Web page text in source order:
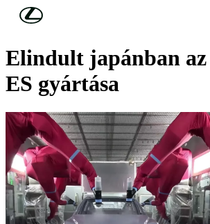
Skip to Main Content
LEXUS HÍREK
Elindult japánban
ES gyártása